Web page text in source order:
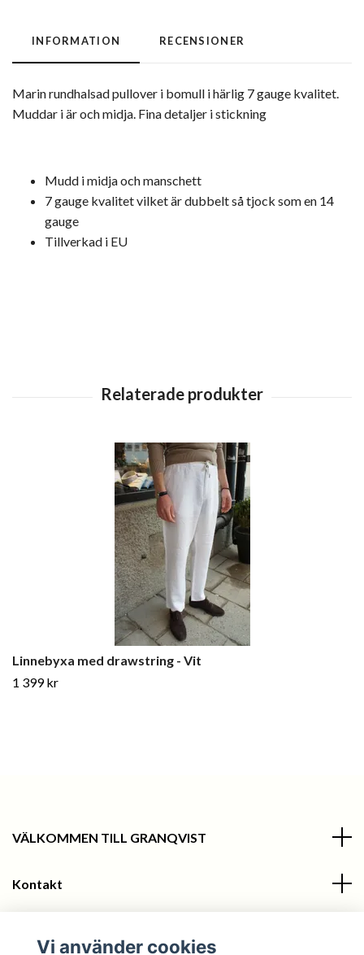
INFORMATION RECENSIONER
Marin rundhalsad pullover i bomull i härlig 7 gauge kvalitet.
Muddar i är och midja. Fina detaljer i stickning
Mudd i midja och manschett
7 gauge kvalitet vilket är dubbelt så tjock som en 14
gauge
Tillverkad i EU
Linnebyxa med drawstring - Vit
1 399 kr
VÄLKOMMEN TILL GRANQVIST
Kontakt
Vi använder cookies